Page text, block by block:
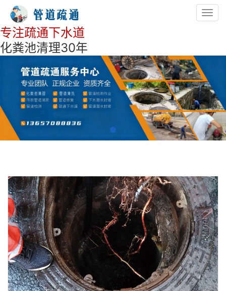
专注疏通下水道
化粪池清理30年